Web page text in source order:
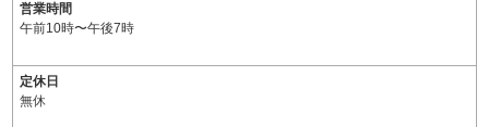
営業時間
午前10時〜午後7時
定休日
無休